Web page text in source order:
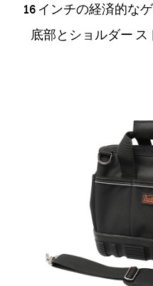
16 インチの経済的な
底部とショルダー ス